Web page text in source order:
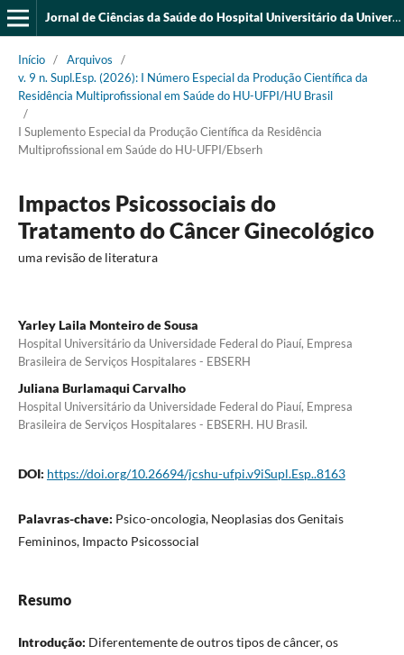
Jornal de Ciências da Saúde do Hospital Universitário da Universidade Federal do Piauí
Início / Arquivos
/
v. 9 n. Supl.Esp. (2026): I Número Especial da Produção Científica da
Residência Multiprofissional em Saúde do HU-UFPI/HU Brasil
/
I Suplemento Especial da Produção Científica da Residência
Multiprofissional em Saúde do HU-UFPI/Ebserh
Impactos Psicossociais do
Tratamento do Câncer Ginecológico
uma revisão de literatura
Yarley Laila Monteiro de Sousa
Hospital Universitário da Universidade Federal do Piauí, Empresa
Brasileira de Serviços Hospitalares - EBSERH
Juliana Burlamaqui Carvalho
Hospital Universitário da Universidade Federal do Piauí, Empresa
Brasileira de Serviços Hospitalares - EBSERH. HU Brasil.
DOI: https://doi.org/10.26694/jcshu-ufpi.v9iSupl.Esp..8163
Palavras-chave: Psico-oncologia, Neoplasias dos Genitais
Femininos, Impacto Psicossocial
Resumo
Introdução: Diferentemente de outros tipos de câncer, os